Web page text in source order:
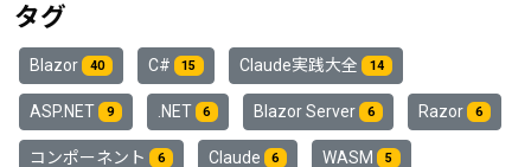
タグ
Blazor 40 C# 15 Claude実践大全 14
ASP.NET 9 .NET 6 Blazor Server 6 Razor 6
コンポーネント 6 Claude 6 WASM 5